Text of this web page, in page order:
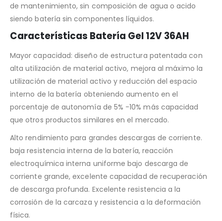
de mantenimiento, sin composición de agua o acido
siendo batería sin componentes líquidos.
Características Batería Gel 12V 36AH
Mayor capacidad: diseño de estructura patentada con
alta utilización de material activo, mejora al máximo la
utilización de material activo y reducción del espacio
interno de la batería obteniendo aumento en el
porcentaje de autonomía de 5% -10% más capacidad
que otros productos similares en el mercado.
Alto rendimiento para grandes descargas de corriente.
baja resistencia interna de la batería, reacción
electroquímica interna uniforme bajo descarga de
corriente grande, excelente capacidad de recuperación
de descarga profunda. Excelente resistencia a la
corrosión de la carcaza y resistencia a la deformación
física.